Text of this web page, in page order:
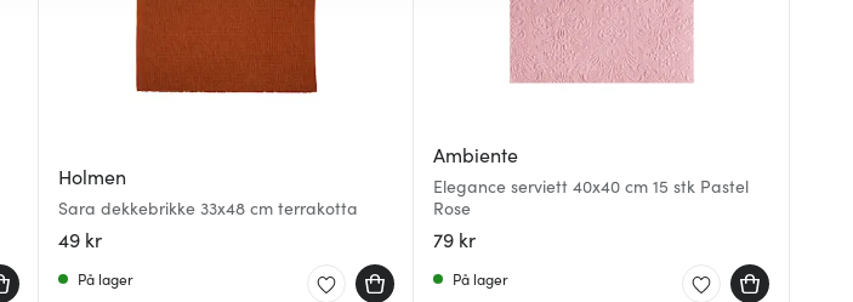
Holmen
Sara dekkebrikke 33x48 cm terrakotta
49 kr
På lager
Ambiente
Elegance serviett 40x40 cm 15 stk Pastel
Rose
79 kr
På lager